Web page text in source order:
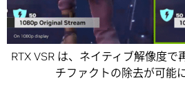
RTX VSR は、ネイティブ解像度で
チファクトの除去が可能